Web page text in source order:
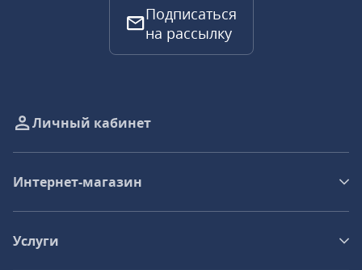
Подписаться
на рассылку
Личный кабинет
Интернет-магазин
Услуги